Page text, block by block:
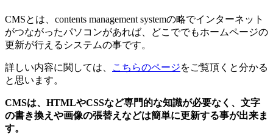
CMSとは、contents management systemの略でインターネット
がつながったパソコンがあれば、どこででもホームページの
更新が行えるシステムの事です。
詳しい内容に関しては、 こちらのページをご覧頂くと分かる
と思います。
CMSは、HTMLやCSSなど専門的な知識が必要なく、文字
の書き換えや画像の張替えなどは簡単に更新する事が出来ま
す。